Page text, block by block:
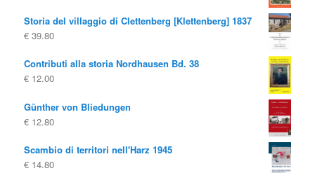
Storia del villaggio di Clettenberg [Klettenberg] 1837
€ 39.80
Contributi alla storia Nordhausen Bd. 38
€ 12.00
Günther von Bliedungen
€ 12.80
Scambio di territori nell'Harz 1945
€ 14.80